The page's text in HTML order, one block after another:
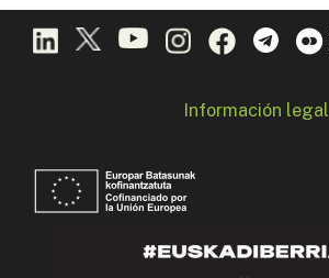
Información legal